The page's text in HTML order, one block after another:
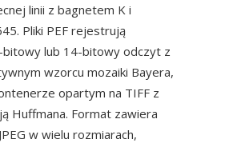
linii z bagnetem K i
Pliki PEF rejestrują
lub 14-bitowy odczyt z
wzorcu mozaiki Bayera,
opartym na TIFF z
Huffmana. Format zawiera
w wielu rozmiarach,